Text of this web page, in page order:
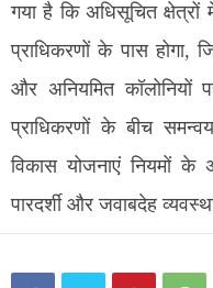
गया है कि अधिसूचित
प्राधिकरणों के पास होगा,
और अनियमित कॉलोनियों
प्राधिकरणों के बीच
विकास योजनाएं नियमों
पारदर्शी और जवाबदेह